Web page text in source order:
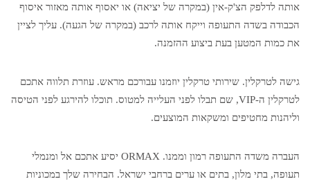
אותה לדלפק הצ'ק-אין (במקרה של יציאה) או יאסוף אותה מאזור איסוף
הכבודה בשדה התעופה וייקח אותה לרכב (במקרה של הגעה). עליך לציין
את כמות המטען בעת ​​ביצוע ההזמנה.
גישה לטרקלין. שירותי טרקלין יוזמנו עבורכם מראש. עוזרת תלווה אתכם
לטרקלין ה-VIP, שם תבלו לפני העלייה למטוס. תוכלו להירגע לפני הטיסה
וליהנות מחטיפים ומשקאות המוצעים.
העברה משדה התעופה רמון וממנו. ORMAX יסיע אתכם אל ומנמלי
תעופה, בתי מלון, בתים או ערים ברחבי ישראל. הבחירה שלך במכוניות